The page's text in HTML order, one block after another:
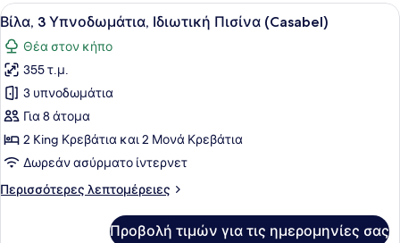
Προβολή
όλων
των
φωτογραφιών
για
Βίλα,
3
Υπνοδωμάτια,
Ιδιωτική
Πισίνα
Μια βίλα με πισίνα, εξωτερικό
6
Βίλα, 3 Υπνοδωμάτια, Ιδιωτική Πισίνα (Casabel)
Θέα στον κήπο
355 τ.μ.
3 υπνοδωμάτια
Για 8 άτομα
2 King Κρεβάτια και 2 Μονά Κρεβάτια
Δωρεάν ασύρματο ίντερνετ
Περισσότερες λεπτομέρειες
Περισσότερες
Προβολή τιμών για τις ημερομηνίες σας